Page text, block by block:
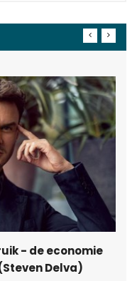
- de economie
Delva)